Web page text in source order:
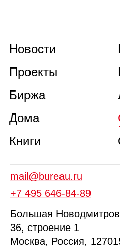
Новости
Проекты
Биржа
Дома
Книги
mail@bureau.ru
+7 495 646‑84‑89
Большая
36, строение 1
Москва, Россия,